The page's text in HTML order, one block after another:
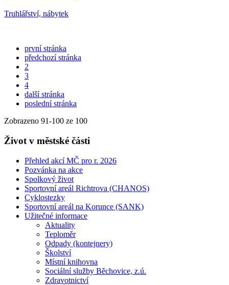
Truhlářství, nábytek
první stránka
předchozí stránka
2
3
4
další stránka
poslední stránka
Zobrazeno 91-100 ze 100
Život v městské části
Přehled akcí MČ pro r. 2026
Pozvánka na akce
Spolkový život
Sportovní areál Richtrova (CHANOS)
Cyklostezky
Sportovní areál na Korunce (SANK)
Užitečné informace
Aktuality
Teploměr
Odpady (kontejnery)
Školství
Místní knihovna
Sociální služby Běchovice, z.ú.
Zdravotnictví